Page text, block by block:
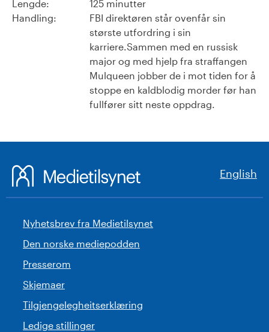
Lengde:
125 minutter
Handling:
FBI direktøren står ovenfår sin
største utfordring i sin
karriere.Sammen med en russisk
major og med hjelp fra straffangen
Mulqueen jobber de i mot tiden for å
stoppe en kaldblodig morder før han
fullfører sitt neste oppdrag.
English
Nyhetsbrev fra Medietilsynet
Den norske mediepodden
Presserom
Skjemaer
Tilgjengelegheitserklæring
Ledige stillinger